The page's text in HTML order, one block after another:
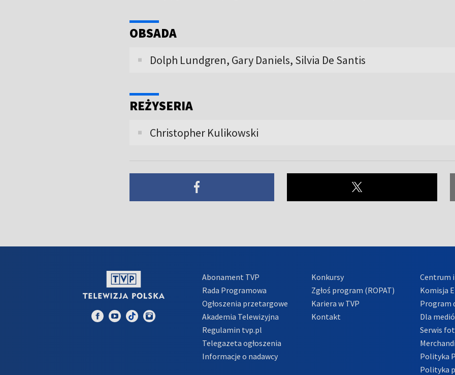
OBSADA
Dolph Lundgren, Gary Daniels, Silvia De Santis
REŻYSERIA
Christopher Kulikowski
Abonament TVP
Rada Programowa
Ogłoszenia przetargowe
Akademia Telewizyjna
Regulamin tvp.pl
Telegazeta ogłoszenia
Informacje o nadawcy
Konkursy
Zgłoś program (ROPAT)
Kariera w TVP
Kontakt
Centrum
Komisja
Program
Dla
Serwis
Polityka
Polityka